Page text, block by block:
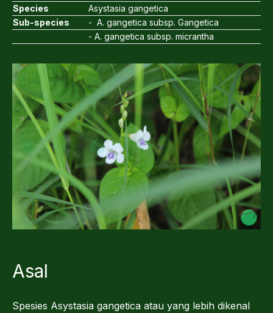
Species
Asystasia gangetica
Sub-species
- A. gangetica subsp. Gangetica
- A. gangetica subsp. micrantha
Asal
Spesies Asystasia gangetica atau yang lebih dikenal